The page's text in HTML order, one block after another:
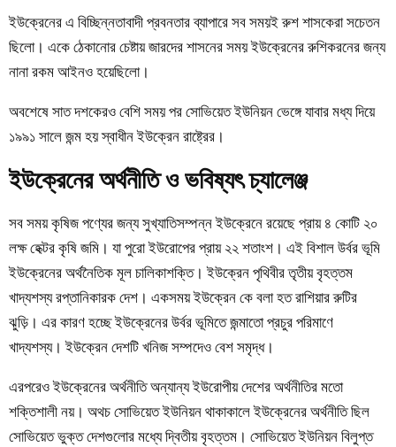
ইউক্রেনের এ বিচ্ছিন্নতাবাদী প্রবনতার ব্যাপারে সব সময়ই রুশ শাসকেরা সচেতন
ছিলো। একে ঠেকানোর চেষ্টায় জারদের শাসনের সময় ইউক্রেনের রুশিকরনের জন্য
নানা রকম আইনও হয়েছিলো।
অবশেষে সাত দশকেরও বেশি সময় পর সোভিয়েত ইউনিয়ন ভেঙ্গে যাবার মধ্য দিয়ে
১৯৯১ সালে জন্ম হয় স্বাধীন ইউক্রেন রাষ্ট্রের।
ইউক্রেনের অর্থনীতি ও ভবিষ্যৎ চ্যালেঞ্জ
সব সময় কৃষিজ পণ্যের জন্য সুখ্যাতিসম্পন্ন ইউক্রেনে রয়েছে প্রায় ৪ কোটি ২০
লক্ষ হেক্টর কৃষি জমি। যা পুরো ইউরোপের প্রায় ২২ শতাংশ। এই বিশাল উর্বর ভূমি
ইউক্রেনের অর্থনৈতিক মূল চালিকাশক্তি। ইউক্রেন পৃথিবীর তৃতীয় বৃহত্তম
খাদ্যশস্য রপ্তানিকারক দেশ। একসময় ইউক্রেন কে বলা হত রাশিয়ার রুটির
ঝুড়ি। এর কারণ হচ্ছে ইউক্রেনের উর্বর ভূমিতে জন্মাতো প্রচুর পরিমাণে
খাদ্যশস্য। ইউক্রেন দেশটি খনিজ সম্পদেও বেশ সমৃদ্ধ।
এরপরেওইউক্রেনের অর্থনীতিঅন্যান্য ইউরোপীয় দেশের অর্থনীতির মতো
শক্তিশালী নয়। অথচ সোভিয়েত ইউনিয়ন থাকাকালে ইউক্রেনের অর্থনীতি ছিল
সোভিয়েত ভুক্ত দেশগুলোর মধ্যে দ্বিতীয় বৃহত্তম। সোভিয়েত ইউনিয়ন বিলুপ্ত